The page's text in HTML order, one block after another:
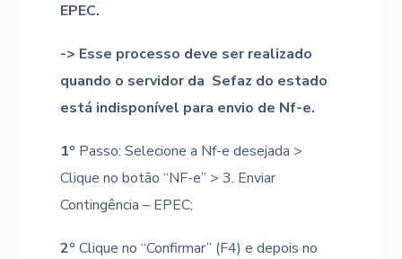
EPEC.
-> Esse processo deve ser realizado
quando o servidor da Sefaz do estado
está indisponível para envio de Nf-e.
1º Passo: Selecione a Nf-e desejada >
Clique no botão “NF-e” > 3. Enviar
Contingência – EPEC;
2º Clique no “Confirmar” (F4) e depois no